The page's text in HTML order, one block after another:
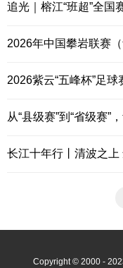
追光｜榕江“班超”全国
2026年中国攀岩联赛
2026紫云“五峰杯”足球
从“县级赛”到“省级赛”
长江十年行丨清波之上
Copyright © 2000 -